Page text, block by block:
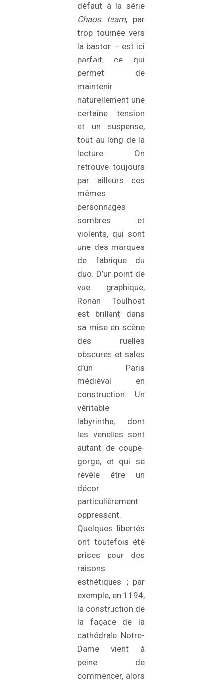
défaut à la série
Chaos team, par
trop tournée vers
la baston – est ici
parfait, ce qui
permet de
maintenir
naturellement une
certaine tension
et un suspense,
tout au long de la
lecture. On
retrouve toujours
par ailleurs ces
mêmes
personnages
sombres et
violents, qui sont
une des marques
de fabrique du
duo. D’un point de
vue graphique,
Ronan Toulhoat
est brillant dans
sa mise en scène
des ruelles
obscures et sales
d’un Paris
médiéval en
construction. Un
véritable
labyrinthe, dont
les venelles sont
autant de coupe-
gorge, et qui se
révèle être un
décor
particulièrement
oppressant.
Quelques libertés
ont toutefois été
prises pour des
raisons
esthétiques ; par
exemple, en 1194,
la construction de
la façade de la
cathédrale Notre-
Dame vient à
peine de
commencer, alors